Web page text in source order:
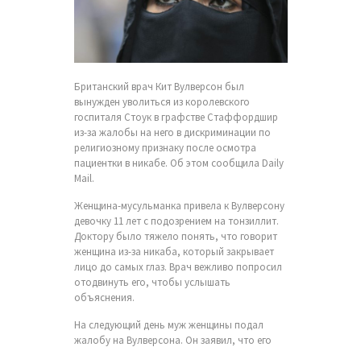
Британский врач Кит Вулверсон был
вынужден уволиться из королевского
госпиталя Стоук в графстве Стаффордшир
из-за жалобы на него в дискриминации по
религиозному признаку после осмотра
пациентки в никабе. Об этом сообщила Daily
Mail.
Женщина-мусульманка привела к Вулверсону
девочку 11 лет с подозрением на тонзиллит.
Доктору было тяжело понять, что говорит
женщина из-за никаба, который закрывает
лицо до самых глаз. Врач вежливо попросил
отодвинуть его, чтобы услышать
объяснения.
На следующий день муж женщины подал
жалобу на Вулверсона. Он заявил, что его